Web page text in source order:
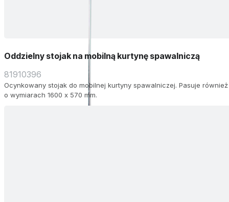
Oddzielny stojak na mobilną kurtynę spawalniczą
81910396
Ocynkowany stojak do mobilnej kurtyny spawalniczej. Pasuje
o wymiarach 1600 x 570 mm.